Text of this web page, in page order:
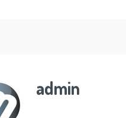
admin